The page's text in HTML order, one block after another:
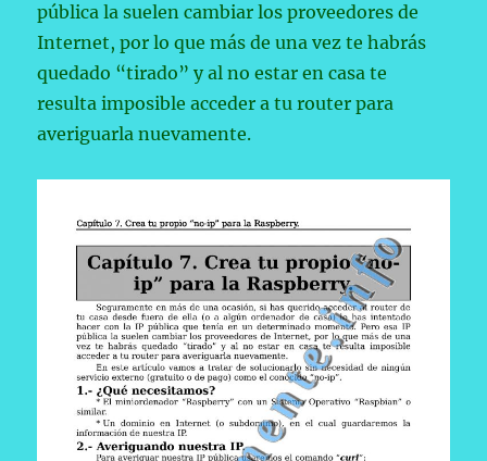
pública la suelen cambiar los proveedores de
Internet, por lo que más de una vez te habrás
quedado “tirado” y al no estar en casa te
resulta imposible acceder a tu router para
averiguarla nuevamente.